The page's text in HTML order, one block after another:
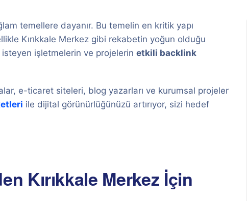
temellere dayanır. Bu temelin en kritik yapı
Kırıkkale Merkez gibi rekabetin yoğun olduğu
işletmelerin ve projelerin etkili backlink
e-ticaret siteleri, blog yazarları ve kurumsal projeler
ile dijital görünürlüğünüzü artırıyor, sizi hedef
Kırıkkale Merkez İçin